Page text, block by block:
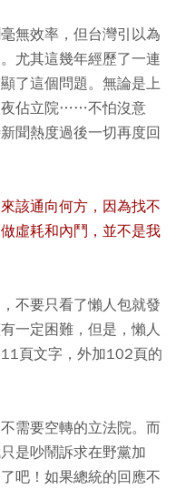
無效率，但台灣引以為
尤其這幾年經歷了一連
了這個問題。無論是上
夜佔立院……不怕沒意
聞熱度過後一切再度回
該通向何方，因為找不
虛耗和內鬥，並不是我
不要只看了懶人包就發
一定困難，但是，懶人
頁文字，外加102頁的
需要空轉的立法院。而
是吵鬧訴求在野黨加
吧！如果總統的回應不